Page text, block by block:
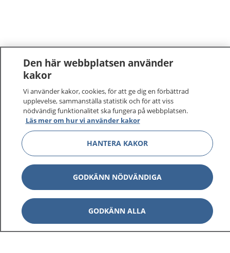
1177 tryggt om din hälsa och vård
På 1177.se får du råd om hälsa och information om
sjukdomar och vilka mottagningar du kan kontakta.
Logga in för att läsa din journal och göra dina
vårdärenden. Ring telefonnummer 1177 för
sjukvårdsrådgivning dygnet runt.
1177 ger dig råd när du vill må bättre.
Den här webbplatsen använder
kakor
Vi använder kakor, cookies, för att ge dig en förbättrad
upplevelse, sammanställa statistik och för att viss
nödvändig funktionalitet ska fungera på webbplatsen.
Läs mer om hur vi använder kakor
HANTERA KAKOR
GODKÄNN NÖDVÄNDIGA
GODKÄNN ALLA